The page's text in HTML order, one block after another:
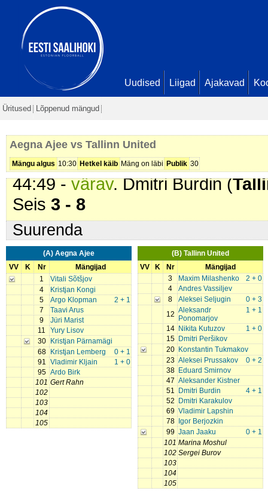
Uudised Liigad Ajakavad
Üritused Lõppenud mängud
Aegna Ajee vs Tallinn United
Mängu algus 10:30 Hetkel käib Mäng on läbi Publik 30
36:32 -
värav
Seis2 - 5
37:59 -värav
Seis3 - 5
38:45 -värav. Dmitri Burdin (
41:21 -värav. Nikita Kutuzov (
Ponomarjov. Seis3 - 7
44:49 -värav. Dmitri Burdin (
Seis 3 - 8
Suurenda
(A) Aegna Ajee
VV
K Nr
Mängijad
1
Vitali Sõtšjov
4
Kristjan Kongi
5
2 + 1
Argo Klopman
7
Taavi Arus
9
Jüri Marist
11
Yury Lisov
30
Kristjan Pärnamägi
68
0 + 1
Kristjan Lemberg
91
1 + 0
Vladimir Kljain
95 Ardo Birk
101 Gert Rahn
102
103
104
105
(B) Tallinn United
VV
K Nr
Mängijad
3
2 + 0
Maxim Milashenko
4
Andres Vassiljev
8
0 + 3
Aleksei Seljugin
12
1 + 1
Aleksandr
Ponomarjov
14
1 + 0
Nikita Kutuzov
15
Dmitri Peršikov
20
Konstantin Tukmakov
23
0 + 2
Aleksei Prussakov
38
Eduard Smirnov
47 Aleksander Kistner
51
4 + 1
Dmitri Burdin
52
Dmitri Karakulov
69 Vladimir Lapshin
78
Igor Berjozkin
99
0 + 1
Jaan Jaaku
101 Marina Moshul
102 Sergei Burov
103
104
105